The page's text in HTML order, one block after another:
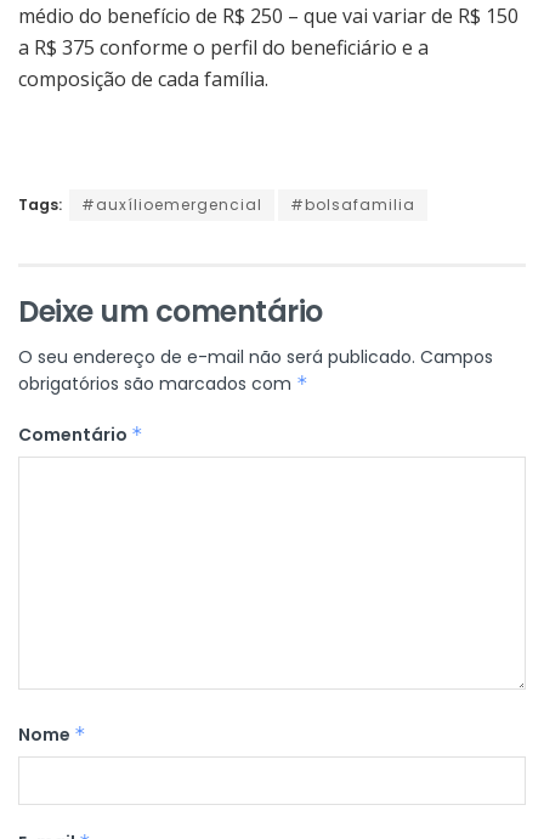
médio do benefício de R$ 250 – que vai variar de R$ 150
a R$ 375 conforme o perfil do beneficiário e a
composição de cada família.
Tags: #auxílioemergencial #bolsafamilia
Deixe um comentário
O seu endereço de e-mail não será publicado. Campos
obrigatórios são marcados com *
Comentário *
Nome *